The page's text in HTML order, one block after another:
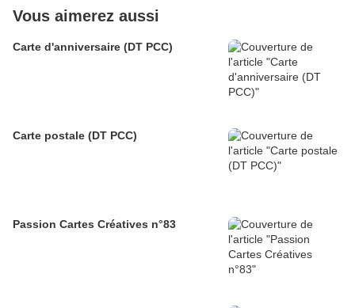
Vous aimerez aussi
Carte d'anniversaire (DT PCC)
Carte postale (DT PCC)
Passion Cartes Créatives n°83